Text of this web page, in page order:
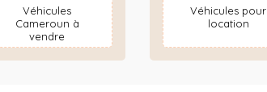
Véhicules
Cameroun à
vendre
Véhicules pour
location